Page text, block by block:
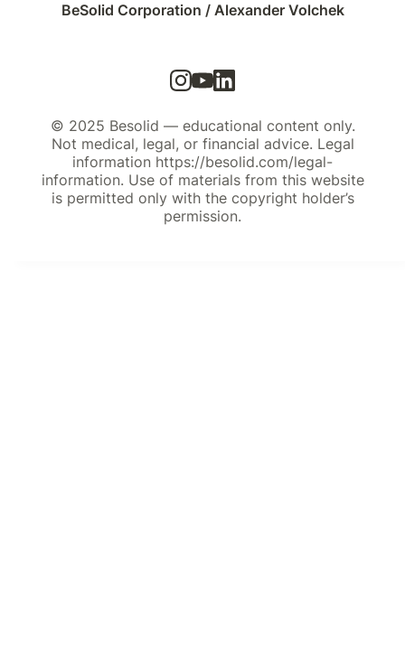
BeSolid Corporation / Alexander Volchek
© 2025 Besolid — educational content only.
Not medical, legal, or financial advice. Legal
information https://besolid.com/legal-
information. Use of materials from this website
is permitted only with the copyright holder’s
permission.